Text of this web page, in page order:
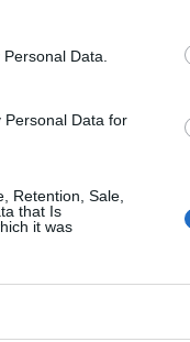
Data.
Personal Data for
Retention, Sale,
that Is
it was